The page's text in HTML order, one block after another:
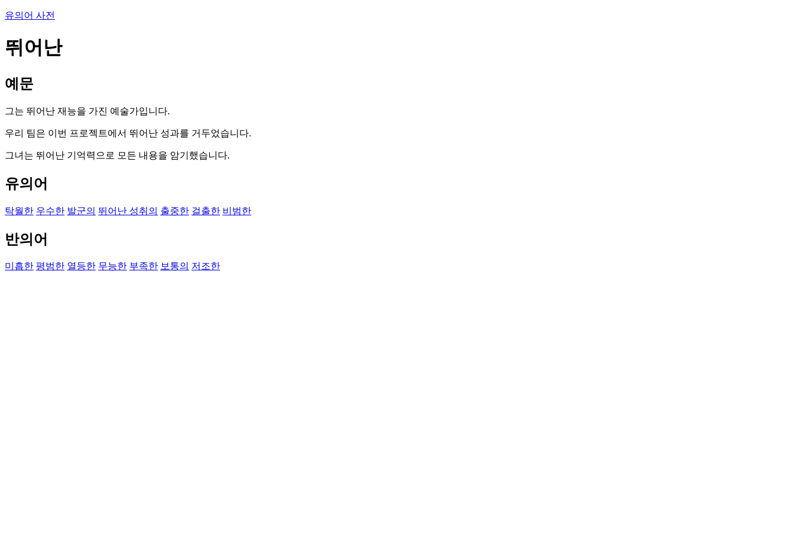
유의어 사전
뛰어난
예문
그는 뛰어난 재능을 가진 예술가입니다.
우리 팀은 이번 프로젝트에서 뛰어난 성과를 거두었습니다.
그녀는 뛰어난 기억력으로 모든 내용을 암기했습니다.
유의어
탁월한 우수한 발군의 뛰어난 성취의 출중한 걸출한 비범한
반의어
미흡한 평범한 열등한 무능한 부족한 보통의 저조한